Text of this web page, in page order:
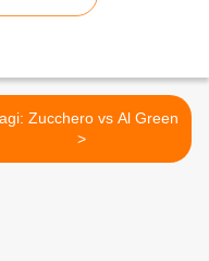
Zucchero vs Al Green
>